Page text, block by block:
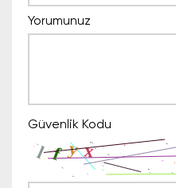
Yorumunuz
Güvenlik Kodu